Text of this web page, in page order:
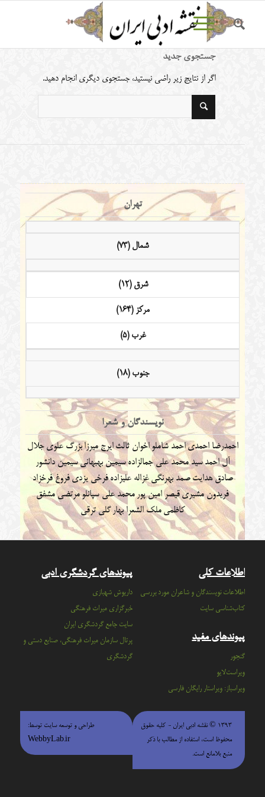
جستجوی جدید
اگر از نتایج زیر راضی نیستید، جستجوی دیگری انجام دهید.
تهران
شمال (73)
شرق (12)
مرکز (164)
غرب (5)
جنوب (18)
نویسندگان و شعرا
احمدرضا احمدیاحمد شاملو اخوان ثالث ایرج میرزابزرگ علوی جلال
آل احمدسید محمد علی جمالزادهسیمین بهبهانیسیمین دانشور
صادق هدایتصمد بهرنگی غزاله علیزادهفرخی یزدی فروغ فرخزاد
فریدون مشیری قیصر امین پور محمد علی سپانلومرتضی مشفق
کاظمی ملک الشعرا بهار گلی ترقی
اطلاعات کلی
اطلاعات نویسندگان و شاعران مورد بررسی
کتاب‌شناسی سایت
پیوندهای مفید
گنجور
ویراست‌لایو
ویراسباز: ویراستار رایگان فارسی
پیوندهای گردشگری ادبی
داریوش شهبازی
خبرگزاری میراث فرهنگی
سايت جامع گردشگري ايران
پرتال سازمان ميراث فرهنگي، صنايع دستي و
گردشگري
۱۳۹۳ © نقشه ادبی ایران - كليه حقوق
محفوظ است، استفاده از مطالب با ذكر
منبع بلامانع است.
طراحی و توسعه سایت توسط:
WebbyLab.ir